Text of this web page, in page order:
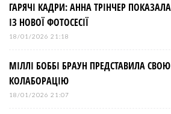
ГАРЯЧІ КАДРИ: АННА ТРІНЧЕР
ІЗ НОВОЇ ФОТОСЕСІЇ
18/01/2026 21:18
МІЛЛІ БОББІ БРАУН ПРЕДСТАВИЛА
КОЛАБОРАЦІЮ
18/01/2026 21:07